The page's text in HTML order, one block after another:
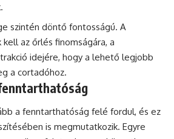
szintén döntő fontosságú. A
az őrlés finomságára, a
idejére, hogy a lehető legjobb
a cortadóhoz.
a fenntarthatóság felé fordul, és ez
is megmutatkozik. Egyre